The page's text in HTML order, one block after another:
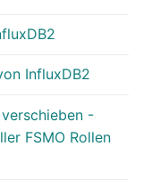
InfluxDB2
-
FSMO Rollen